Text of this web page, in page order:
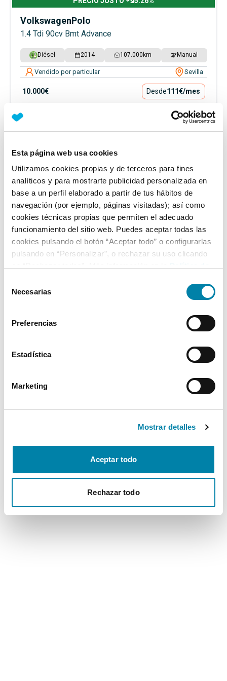
Esta página web usa cookies
Utilizamos cookies propias y de terceros para fines
analíticos y para mostrarte publicidad personalizada en
base a un perfil elaborado a partir de tus hábitos de
navegación (por ejemplo, páginas visitadas); así como
cookies técnicas propias que permiten el adecuado
funcionamiento del sitio web. Puedes aceptar todas las
cookies pulsando el botón “Aceptar todo” o configurarlas
pulsando en “Personalizar”, o rechazar su uso clicando
Necesarias
Preferencias
Estadística
Marketing
Mostrar detalles
Aceptar todo
Rechazar todo
VolkswagenPolo
1.4 Tdi 90cv Bmt Advance
Diésel 2014 107.000 km Manual
Vendido por particular Sevilla
10.000€ Desde111€/mes